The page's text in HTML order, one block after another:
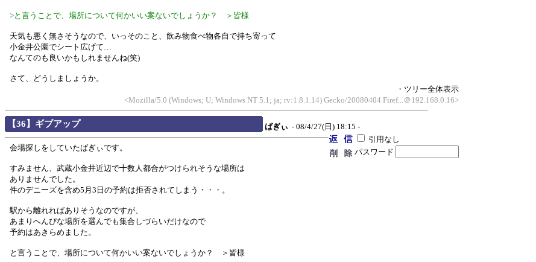
>と言うことで、場所について何かいい案ないでしょうか？ ＞皆様
天気も悪く無さそうなので、いっそのこと、飲み物食べ物各自で持ち寄って
小金井公園でシート広げて…
なんてのも良いかもしれませんね(笑)
さて、どうしましょうか。
・ツリー全体表示
<Mozilla/5.0 (Windows; U; Windows NT 5.1; ja; rv:1.8.1.14) Gecko/20080404 Firef...＠192.168.0.16>
【36】ギブアップ ばぎぃ - 08/4/27(日) 18:15 -
引用なし
パスワード
会場探しをしていたばぎぃです。
すみません、武蔵小金井近辺で十数人都合がつけられそうな場所は
ありませんでした。
件のデニーズを含め5月3日の予約は拒否されてしまう・・・。
駅から離れればありそうなのですが、
あまりへんぴな場所を選んでも集合しづらいだけなので
予約はあきらめました。
と言うことで、場所について何かいい案ないでしょうか？ ＞皆様